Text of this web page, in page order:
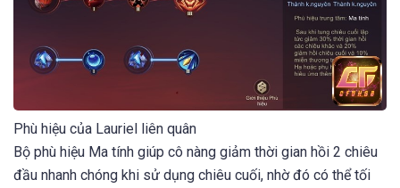
Phù hiệu của Lauriel liên quân
Bộ phù hiệu Ma tính giúp cô nàng giảm thời gian hồi 2 chiêu
đầu nhanh chóng khi sử dụng chiêu cuối, nhờ đó có thể tối